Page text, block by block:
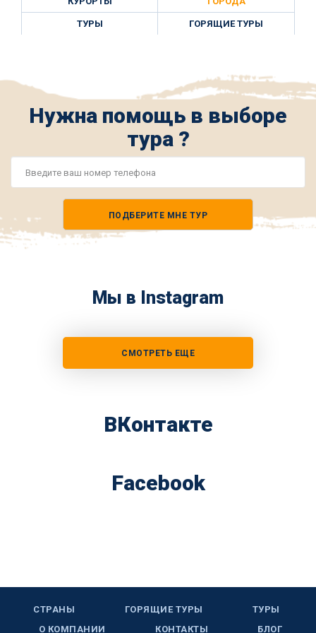
ТУРЫ ГОРЯЩИЕ ТУРЫ
Нужна помощь в выборе
тура ?
ПОДБЕРИТЕ МНЕ ТУР
Мы в Instagram
СМОТРЕТЬ ЕЩЕ
ВКонтакте
Facebook
СТРАНЫ ГОРЯЩИЕ ТУРЫ
ТУРЫ
О КОМПАНИИ
КОНТАКТЫ БЛОГ